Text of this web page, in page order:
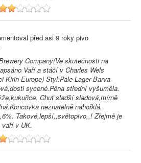
6
před asi 9 roky pivo
Company(Ve skutečnosti na
Vaří a stáčí v Charles Wels
Kirin Europe) Styl:Pale Lager Barva
sycené.Pěna střední vyšuměla.
Chuť sladší sladová,mírně
neznatelně nahořklá.
Takové,lepší,,světopivo,,! Zřejmě je
v UK.
5